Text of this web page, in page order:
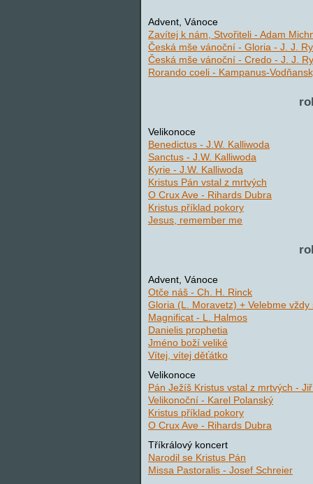
Advent, Vánoce
Zavítej k nám, Stvořiteli - Adam
Česká mše vánoční - Gloria - J. J.
Česká mše vánoční - Credo - J. J.
Rorando coeli - Kampanus-
Velikonoce
Benedictus - J.W. Kalliwoda
Sanctus - J.W. Kalliwoda
Kyrie - J.W. Kalliwoda
Kristus Pán vstal z mrtvých
O Crux Ave - Rihards Dubra
Kristus příklad pokory
Jesus, remember me
Advent, Vánoce
Otče náš - Ch. H. Rinck
Gloria (L. Moravetz) + Velebme vždy
Magnificat - L. Halmos
Danielis prophetia
Jméno boží veliké
Vítej, vítej děťátko
Velikonoce
Pán Ježíš Kristus vstal z mrtvých -
Velikonoční - Karel Polanský
Kristus příklad pokory
O Crux Ave - Rihards Dubra
Tříkrálový koncert
Narodil se Kristus Pán
Missa Pastoralis - Josef Schreier